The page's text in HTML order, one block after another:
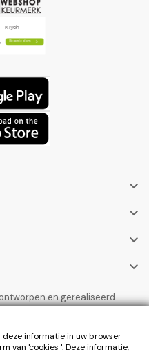




ontworpen en gerealiseerd
deze informatie in uw browser
van 'cookies '. Deze informatie,